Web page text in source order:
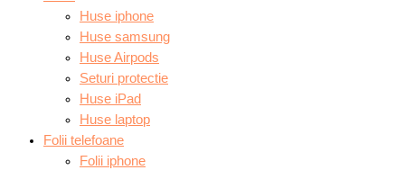
Huse iphone
Huse samsung
Huse Airpods
Seturi protectie
Huse iPad
Huse laptop
Folii telefoane
Folii iphone